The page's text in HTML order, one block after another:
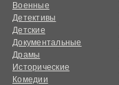
Военные
Детективы
Детские
Документальные
Драмы
Исторические
Комедии